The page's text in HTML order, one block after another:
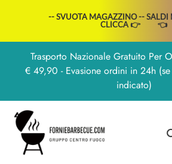
-- SVUOTA MAGAZZINO -- SALDI
CLICCA 👉
👈
direttamenteTrasporto Nazionale Gratuito Per
€ 49,90 - Evasione ordini in 24h
indicato)